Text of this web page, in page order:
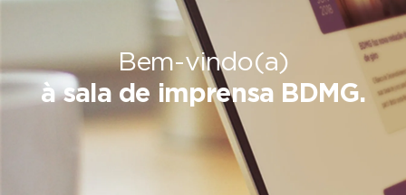
Bem-vindo(a)
à sala de imprensa BDMG.